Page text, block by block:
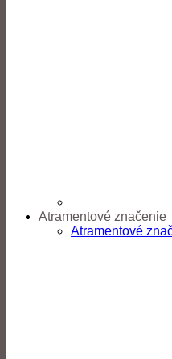
Atramentové značenie
Atramentové